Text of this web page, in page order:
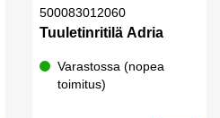
500083012060
Tuuletinritilä Adria
Varastossa (nopea
toimitus)